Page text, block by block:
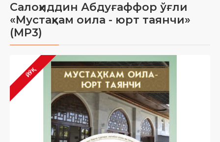
Салоҳиддин Абдуғаффор ўғли
«Мустаҳкам оила - юрт таянчи»
(МР3)
ЙЎҚ